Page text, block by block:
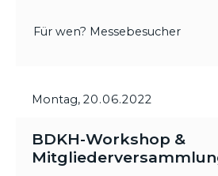
Für wen? Messebesucher
Montag, 20.06.2022
BDKH-Workshop &